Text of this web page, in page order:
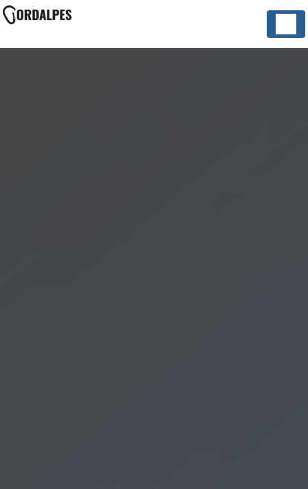
Panneau de gestion des cookies